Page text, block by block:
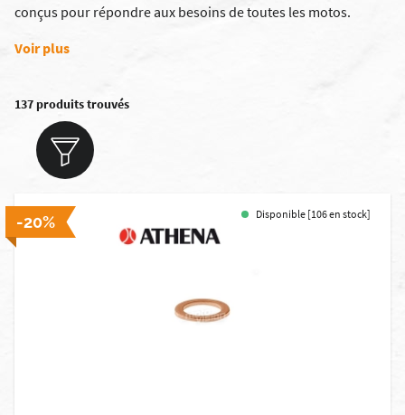
conçus pour répondre aux besoins de toutes les motos.
Voir plus
137 produits trouvés
-20% Disponible [106 en stock]